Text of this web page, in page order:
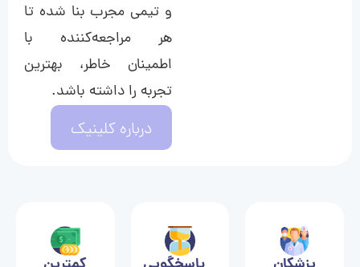
و تیمی مجرب بنا شده تا
هر مراجعه‌کننده با
اطمینان خاطر، بهترین
تجربه را داشته باشد.
درباره کلینیک
پزشکان
پاسخگویی
کمترین